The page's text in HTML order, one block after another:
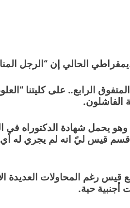
الحالي إن “الرجل
الرابع.. على كليتنا
يحمل شهادة الدكتوراه في
قيس ليً انه لم يجري له
رغم المحاولات العديدة
أجنبية حية.